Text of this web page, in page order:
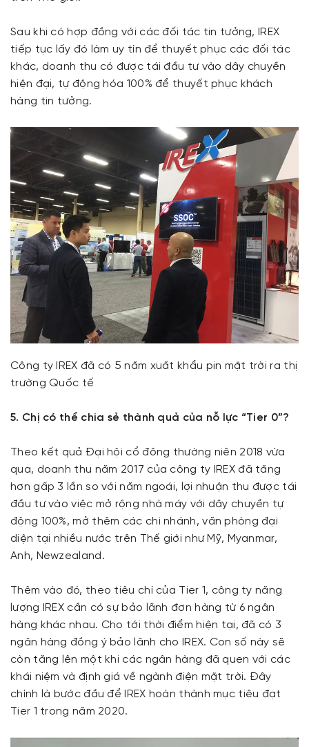
Sau khi có hợp đồng với các đối tác tin tưởng, IREX
tiếp tục lấy đó làm uy tín để thuyết phục các đối tác
khác, doanh thu có được tái đầu tư vào dây chuyền
hiện đại, tự động hóa 100% để thuyết phục khách
hàng tin tưởng.
Công ty IREX đã có 5 năm xuất khẩu pin mặt trời ra thị
trường Quốc tế
5. Chị có thể chia sẻ thành quả của nỗ lực “Tier 0”?
Theo kết quả Đại hội cổ đông thường niên 2018 vừa
qua, doanh thu năm 2017 của công ty IREX đã tăng
hơn gấp 3 lần so với năm ngoái, lợi nhuận thu được tái
đầu tư vào việc mở rộng nhà máy với dây chuyền tự
động 100%, mở thêm các chi nhánh, văn phòng đại
diện tại nhiều nước trên Thế giới như Mỹ, Myanmar,
Anh, Newzealand.
Thêm vào đó, theo tiêu chí của Tier 1, công ty năng
lượng IREX cần có sự bảo lãnh đơn hàng từ 6 ngân
hàng khác nhau. Cho tới thời điểm hiện tại, đã có 3
ngân hàng đồng ý bảo lãnh cho IREX. Con số này sẽ
còn tăng lên một khi các ngân hàng đã quen với các
khái niệm và định giá về ngành điện mặt trời. Đây
chính là bước đầu để IREX hoàn thành mục tiêu đạt
Tier 1 trong năm 2020.